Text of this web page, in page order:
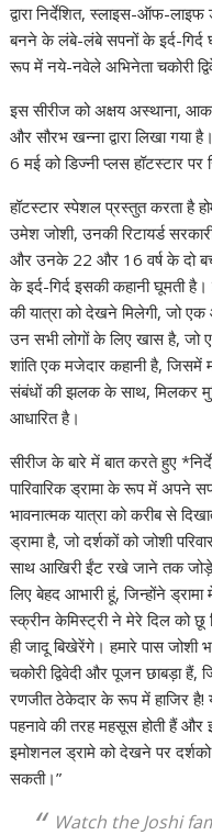
द्वारा निर्देशित, स्लाइस-ऑफ-
बनने के लंबे-लंबे सपनों के इर्द-गिर्द
रूप में नये-नवेले अभिनेता चकोरी
इस सीरीज को अक्षय अस्थाना,
और सौरभ खन्ना द्वारा लिखा गया है।
6 मई को डिज्नी प्लस हॉटस्टार पर
हॉटस्टार स्पेशल प्रस्तुत करता है
उमेश जोशी, उनकी रिटायर्ड
और उनके 22 और 16 वर्ष के दो
के इर्द-गिर्द इसकी कहानी घूमती
की यात्रा को देखने मिलेगी, जो एक
उन सभी लोगों के लिए खास है, जो
शांति एक मजेदार कहानी है, जिसमें
संबंधों की झलक के साथ, मिलकर
आधारित है।
सीरीज के बारे में बात करते हुए
पारिवारिक ड्रामा के रूप में अपने
भावनात्मक यात्रा को करीब से
ड्रामा है, जो दर्शकों को जोशी
साथ आखिरी ईंट रखे जाने तक जोड़े
लिए बेहद आभारी हूं, जिन्होंने
स्क्रीन केमिस्ट्री ने मेरे दिल को
ही जादू बिखेरेंगे। हमारे पास जोशी
चकोरी द्विवेदी और पूजन छाबड़ा हैं,
रणजीत ठेकेदार के रूप में हाजिर है!
पहनावे की तरह महसूस होती हैं
इमोशनल ड्रामे को देखने पर
सकती।”
Watch the Joshi